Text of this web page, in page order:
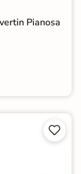
Pianosa

